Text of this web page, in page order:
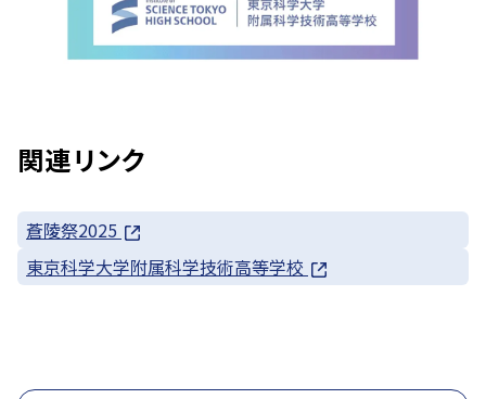
関連リンク
蒼陵祭2025
東京科学大学附属科学技術高等学校